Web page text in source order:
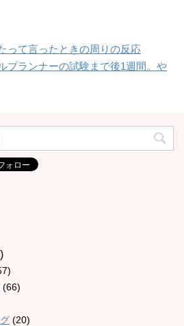
って言ったときの周りの反応
プランナーの試験まで後1週間。や
(66)
(20)